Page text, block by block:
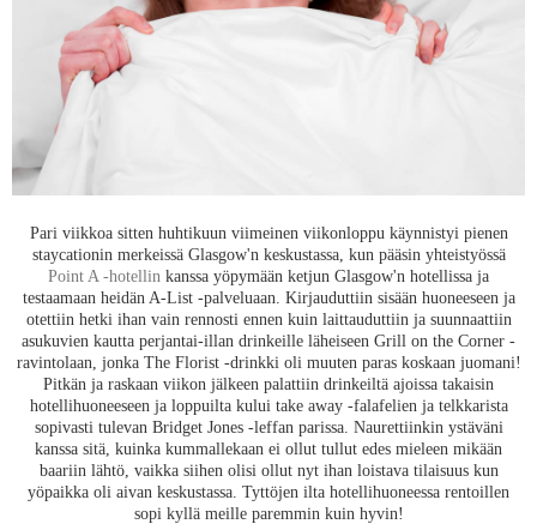
Pari viikkoa sitten huhtikuun viimeinen viikonloppu käynnistyi pienen
staycationin merkeissä Glasgow'n keskustassa, kun pääsin yhteistyössä
Point A -hotellin kanssa yöpymään ketjun Glasgow'n hotellissa ja
testaamaan heidän A-List -palveluaan. Kirjauduttiin sisään huoneeseen ja
otettiin hetki ihan vain rennosti ennen kuin laittauduttiin ja suunnaattiin
asukuvien kautta perjantai-illan drinkeille läheiseen Grill on the Corner -
ravintolaan, jonka The Florist -drinkki oli muuten paras koskaan juomani!
Pitkän ja raskaan viikon jälkeen palattiin drinkeiltä ajoissa takaisin
hotellihuoneeseen ja loppuilta kului take away -falafelien ja telkkarista
sopivasti tulevan Bridget Jones -leffan parissa. Naurettiinkin ystäväni
kanssa sitä, kuinka kummallekaan ei ollut tullut edes mieleen mikään
baariin lähtö, vaikka siihen olisi ollut nyt ihan loistava tilaisuus kun
yöpaikka oli aivan keskustassa. Tyttöjen ilta hotellihuoneessa rentoillen
sopi kyllä meille paremmin kuin hyvin!